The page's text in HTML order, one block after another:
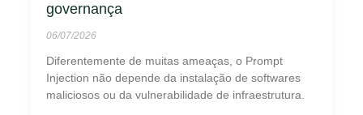
governança
06/07/2026
Diferentemente de muitas ameaças, o Prompt
Injection não depende da instalação de softwares
maliciosos ou da vulnerabilidade de infraestrutura.